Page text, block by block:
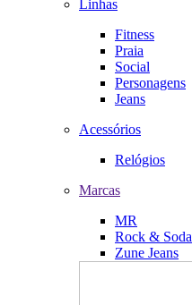
Linhas
Fitness
Praia
Social
Personagens
Jeans
Acessórios
Relógios
Marcas
MR
Rock & Soda
Zune Jeans